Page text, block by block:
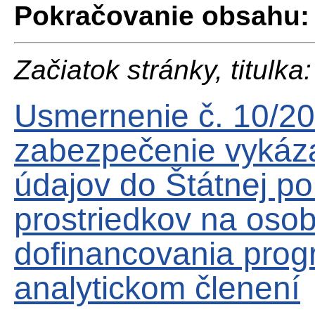
Pokračovanie obsahu:
Začiatok stránky, titulka:
Usmernenie č. 10/
zabezpečenie
údajov do Štátnej
prostriedkov na
dofinancovania
analytickom členení